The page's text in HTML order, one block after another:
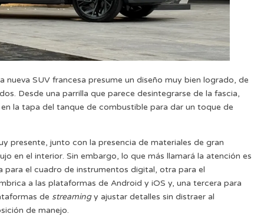
nueva SUV francesa presume un diseño muy bien logrado, de
Desde una parrilla que parece desintegrarse de la fascia,
la tapa del tanque de combustible para dar un toque de
presente, junto con la presencia de materiales de gran
en el interior. Sin embargo, lo que más llamará la atención es
para el cuadro de instrumentos digital, otra para el
a las plataformas de Android y iOS y, una tercera para
de streamingy ajustar detalles sin distraer al
de manejo.